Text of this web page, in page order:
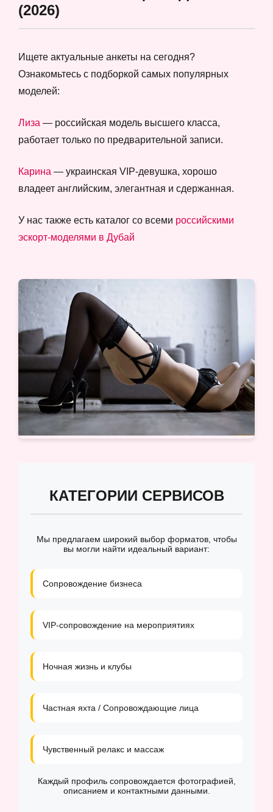
(2026)
Ищете актуальные анкеты на сегодня?
Ознакомьтесь с подборкой самых популярных
моделей:
Лиза — российская модель высшего класса,
работает только по предварительной записи.
Карина — украинская VIP-девушка, хорошо
владеет английским, элегантная и сдержанная.
У нас также есть каталог со всеми российскими
эскорт-моделями в Дубай
КАТЕГОРИИ СЕРВИСОВ
Мы предлагаем широкий выбор форматов, чтобы
вы могли найти идеальный вариант:
Сопровождение бизнеса
VIP-сопровождение на мероприятиях
Ночная жизнь и клубы
Частная яхта / Сопровождающие лица
Чувственный релакс и массаж
Каждый профиль сопровождается фотографией,
описанием и контактными данными.